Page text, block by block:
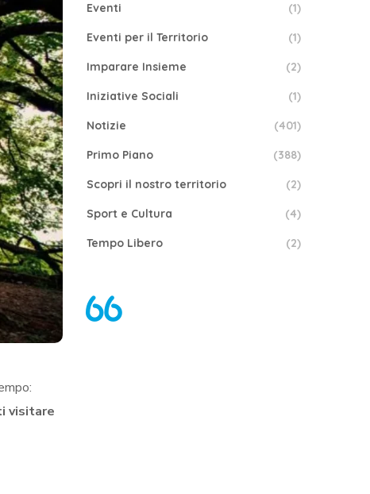
visitare
Eventi (1)
Eventi per il Territorio (1)
Imparare Insieme (2)
Iniziative Sociali (1)
Notizie (401)
Primo Piano (388)
Scopri il nostro territorio (2)
Sport e Cultura (4)
Tempo Libero (2)